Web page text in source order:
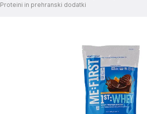
Proteini in prehranski dodatki